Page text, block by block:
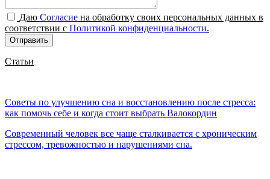
Даю Согласие на обработку своих персональных данных в
соответствии с Политикой конфиденциальности.
Отправить
Статьи
Советы по улучшению сна и восстановлению после стресса:
как помочь себе и когда стоит выбрать Валокордин
Современный человек все чаще сталкивается с хроническим
стрессом, тревожностью и нарушениями сна.